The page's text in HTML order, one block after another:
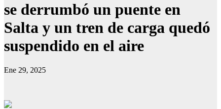
se derrumbó un puente en
Salta y un tren de carga quedó
suspendido en el aire
Ene 29, 2025